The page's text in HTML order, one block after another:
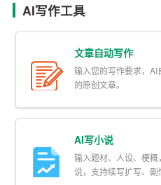
饮、会议等各个环节，确保
务。
3. 加强现场管理，确保服务
提高服务质量。
三、提升客户满意度
1. 加强客房服务管理，确保
好，为客人提供舒适的居住
AI写作工具
文章自动写作
输入您的写作要求，
的原创文章。
AI写小说
输入题材、人设、梗
说，支持续写扩写、剧